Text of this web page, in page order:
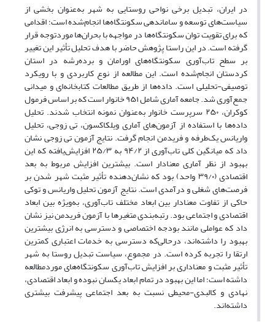
در ایران، تبدیل برخی نواحی روستایی به شهر به‌عنوان بخشی از
سیاست‌های توسعه و ساماندهی سکونتگاه‌ها انجام‌شده است؛ اقدامی
که برای تقویت توان سکونتگاه‌ها در مواجهه با بحران‌ها موردتوجه قرار
گرفته است. در این راستا پژوهش حاضر با هدف تحلیل تأثیر این تغییر
بر سطح تاب‌آوری سکونتگاه‌های اورامان و برده‌رشه در استان
کردستان انجام‌شده است. این مطالعه از نوع کاربردی و با رویکرد
توصیفی-تحلیلی است. داده‌ها از طریق مطالعات کتابخانه‌ای و میدانی
جمع‌آوری شد. جامعه آماری شامل ۹۵۱ خانوار است که بر اساس فرمول
کوکران، ۲۵۰ سرپرست خانوار به‌عنوان نمونه انتخاب شدند. تحلیل
داده‌ها با استفاده از آزمون‌های آماری ویلکاکسون، تی زوجی، تحلیل
واریانس یک‌طرفه و فریدمن انجام گرفت. نتایج آزمون تی زوجی نشان
داد که میانگین کلی تاب‌آوری از ۹۴/۲ به ۲۵/۳ افزایش‌یافته که این
بهبود از نظر آماری معنادار است. بیشترین افزایش مربوط به بعد
اقتصادی (۳۹/۰ واحد) بود که نشان‌دهنده تأثیر مثبت شهر شدن بر
فرصت‌های شغلی و درآمدی است. نتایج آزمون تحلیل واریانس و توکی
حاکی از تفاوت معنادار بین ابعاد مختلف تاب‌آوری، به‌ویژه بین ابعاد
اقتصادی و اجتماعی بود. رتبه‌بندی متغیرها با آزمون فریدمن نیز نشان
داد که عواملی مانند بودجه اختصاصی و دسترسی به انرژی بیشترین
بهبود را داشته‌اند، درحالی‌که دسترسی به خدمات اعتباری کمترین
ارتقا را تجربه کرده است. در مجموع، سیاست تبدیل روستا به شهر
تأثیر مثبت و معناداری بر افزایش تاب‌آوری سکونتگاه‌های موردمطالعه
داشته است؛ اما این بهبود در تمام ابعاد یکسان نبوده و ابعاد اقتصادی،
نهادی و کالبدی-محیطی نسبت به بعد اجتماعی پیشرفت بیشتری
داشته‌اند.